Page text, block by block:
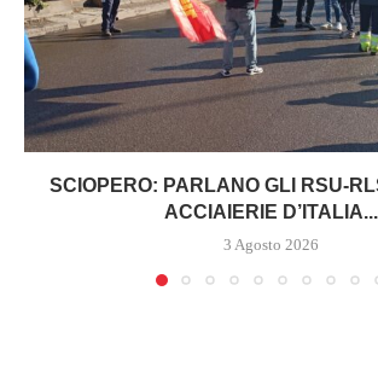
SCIOPERO: PARLANO GLI RSU-
ACCIAIERIE D’ITALIA...
3 Agosto 2026